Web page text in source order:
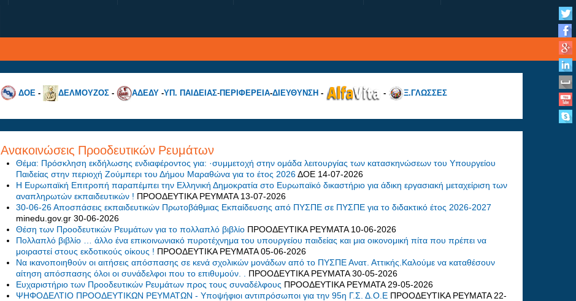
ΔΟΕ - ΔΕΛΜΟΥΖΟΣ- ΑΔΕΔΥ-ΥΠ. ΠΑΙΔΕΙΑΣ-ΠΕΡΙΦΕΡΕΙΑ-ΔΙΕΥΘΥΝΣΗ- - Ξ.ΓΛΩΣΣΕΣ
Ανακοινώσεις Προοδευτικών Ρευμάτων
Θέμα: Πρόσκληση εκδήλωσης ενδιαφέροντος για: ·συμμετοχή στην ομάδα λειτουργίας των κατασκηνώσεων του Υπουργείου
Παιδείας στην περιοχή Ζούμπερι του Δήμου Μαραθώνα για το έτος 2026ΔΟΕ 14-07-2026
Η Ευρωπαϊκή Επιτροπή παραπέμπει την Ελληνική Δημοκρατία στο Ευρωπαϊκό δικαστήριο για άδικη εργασιακή μεταχείριση των
αναπληρωτών εκπαιδευτικών ! ΠΡΟΟΔΕΥΤΙΚΑ ΡΕΥΜΑΤΑ 13-07-2026
30-06-26 Αποσπάσεις εκπαιδευτικών Πρωτοβάθμιας Εκπαίδευσης από ΠΥΣΠΕ σε ΠΥΣΠΕ για το διδακτικό έτος 2026-2027
minedu.gov.gr 30-06-2026
Θέση των Προοδευτικών Ρευμάτων για το πολλαπλό βιβλίο ΠΡΟΟΔΕΥΤΙΚΑ ΡΕΥΜΑΤΑ 10-06-2026
Πολλαπλό βιβλίο … άλλο ένα επικοινωνιακό πυροτέχνημα του υπουργείου παιδείας και μια οικονομική πίτα που πρέπει να
μοιραστεί στους εκδοτικούς οίκους ! ΠΡΟΟΔΕΥΤΙΚΑ ΡΕΥΜΑΤΑ05-06-2026
Να ικανοποιηθούν οι αιτήσεις απόσπασης σε κενά σχολικών μονάδων από το ΠΥΣΠΕ Ανατ. Αττικής.Καλούμε να καταθέσουν
αίτηση απόσπασης όλοι οι συνάδελφοι που το επιθυμούν. . ΠΡΟΟΔΕΥΤΙΚΑ ΡΕΥΜΑΤΑ30-05-2026
Eυχαριστήριο των Προοδευτικών Ρευμάτων προς τους συναδέλφους ΠΡΟΟΔΕΥΤΙΚΑ ΡΕΥΜΑΤΑ 29-05-2026
ΨΗΦΟΔΕΛΤΙΟ ΠΡΟΟΔΕΥΤΙΚΩΝ ΡΕΥΜΑΤΩΝ - Υποψήφιοι αντιπρόσωποι για την 95η Γ.Σ. Δ.Ο.Ε ΠΡΟΟΔΕΥΤΙΚΑ ΡΕΥΜΑΤΑ 22-